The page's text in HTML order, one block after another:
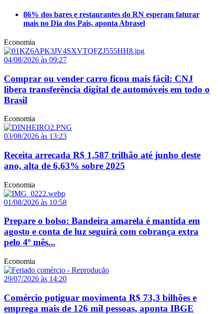
86% dos bares e restaurantes do RN esperam faturar
mais no Dia dos Pais, aponta Abrasel
Economia
04/08/2026 às 09:27
Comprar ou vender carro ficou mais fácil: CNJ
libera transferência digital de automóveis em todo o
Brasil
Economia
03/08/2026 às 13:23
Receita arrecada R$ 1,587 trilhão até junho deste
ano, alta de 6,63% sobre 2025
Economia
01/08/2026 às 10:58
Prepare o bolso: Bandeira amarela é mantida em
agosto e conta de luz seguirá com cobrança extra
pelo 4º mês...
Economia
29/07/2026 às 14:20
Comércio potiguar movimenta R$ 73,3 bilhões e
emprega mais de 126 mil pessoas, aponta IBGE